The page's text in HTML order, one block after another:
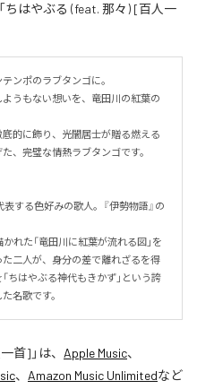
ちはやぶる (feat. 那々) [百人一
ンポのラブタンゴに。
うもない想いを、竜田川の紅葉の
底的に飾り、光闇居士が贈る燃える
、完璧な情熱ラブタンゴです。
する色好みの歌人。『伊勢物語』の
れた「竜田川に紅葉が流れる図」を
二人が、身分の差で離れざるを得
ちはやぶる神代もきかず」という誇
名歌です。
首] 」は、 Apple Music、
、 Amazon Music Unlimitedなど